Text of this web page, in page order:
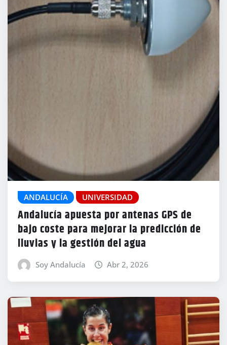
ANDALUCÍA UNIVERSIDAD
Andalucía apuesta por antenas GPS de
bajo coste para mejorar la predicción de
lluvias y la gestión del agua
Soy Andalucía Abr 2, 2026